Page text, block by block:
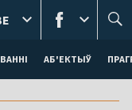
АБ'ЕКТЫЎ